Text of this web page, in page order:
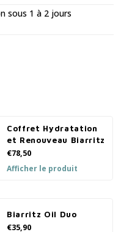
sous 1 à 2 jours
Coffret Hydratation
et Renouveau Biarritz
€78,50
Afficher le produit
Biarritz Oil Duo
€35,90